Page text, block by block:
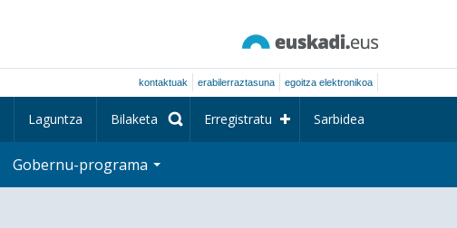
kontaktuak erabilerraztasuna egoitza elektronikoa
Laguntza Bilaketa Erregistratu Sarbidea
Gobernu-programa